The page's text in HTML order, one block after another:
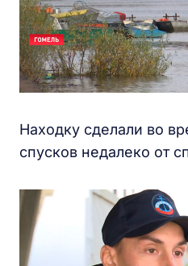
Находку сделали во
спусков недалеко от